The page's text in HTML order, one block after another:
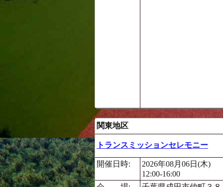
関東地区
トランスミッションセレモニー
開催日時:
2026年08月06日(木)
12:00-16:00